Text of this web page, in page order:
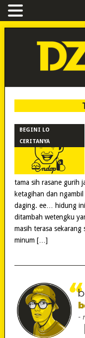
BEGINI LO
CERITANYA
tama sih rasane gurih
ketagihan dan
daging. ee… hidung
ditambah wetengku
masih terasa sekarang
minum […]